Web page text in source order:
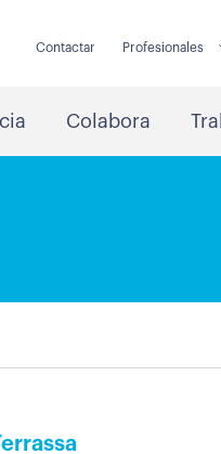
Contactar Profesionales
Colabora